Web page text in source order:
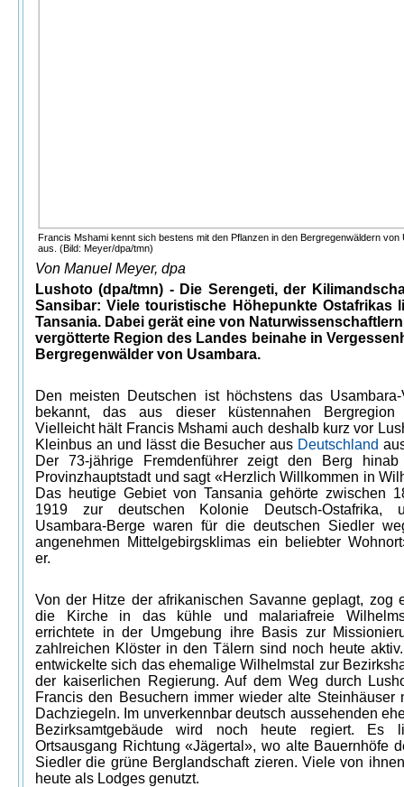
Francis Mshami kennt sich bestens mit den Pflanzen in den Bergregenwäldern von
aus. (Bild: Meyer/dpa/tmn)
Von Manuel Meyer, dpa
Lushoto (dpa/tmn) - Die Serengeti, der
Sansibar: Viele touristische Höhepunkte Ostafrikas
Tansania. Dabei gerät eine von
vergötterte Region des Landes beinahe in
Bergregenwälder von Usambara.
Den meisten Deutschen ist höchstens das Usambara-
bekannt, das aus dieser küstennahen Bergregion
Vielleicht hält Francis Mshami auch deshalb kurz vor
Kleinbus an und lässt die Besucher aus Deutschland
Der 73-jährige Fremdenführer zeigt den Berg
Provinzhauptstadt und sagt «Herzlich Willkommen in
Das heutige Gebiet von Tansania gehörte zwischen
1919 zur deutschen Kolonie Deutsch-Ostafrika,
Usambara-Berge waren für die deutschen Siedler
angenehmen Mittelgebirgsklimas ein beliebter
er.
Von der Hitze der afrikanischen Savanne geplagt, zog
die Kirche in das kühle und malariafreie
errichtete in der Umgebung ihre Basis zur
zahlreichen Klöster in den Tälern sind noch heute
entwickelte sich das ehemalige Wilhelmstal zur
der kaiserlichen Regierung. Auf dem Weg durch
Francis den Besuchern immer wieder alte Steinhäuser
Dachziegeln. Im unverkennbar deutsch aussehenden
Bezirksamtgebäude wird noch heute regiert. Es
Ortsausgang Richtung «Jägertal», wo alte Bauernhöfe
Siedler die grüne Berglandschaft zieren. Viele von
heute als Lodges genutzt.